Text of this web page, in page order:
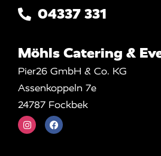
04337 331
Möhls Catering &
Pier26 GmbH & Co. KG
Assenkoppeln 7e
24787 Fockbek